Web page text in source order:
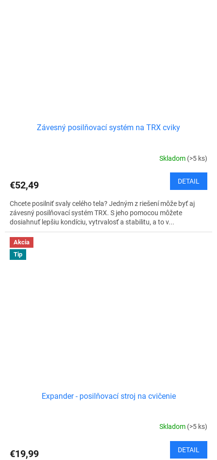
Závesný posilňovací systém na TRX cviky
Skladom (>5 ks)
€52,49 DETAIL
Chcete posilniť svaly celého tela? Jedným z riešení môže byť aj
závesný posilňovací systém TRX. S jeho pomocou môžete
dosiahnuť lepšiu kondíciu, vytrvalosť a stabilitu, a to v...
Akcia
Tip
Expander - posilňovací stroj na cvičenie
Skladom (>5 ks)
€19,99 DETAIL